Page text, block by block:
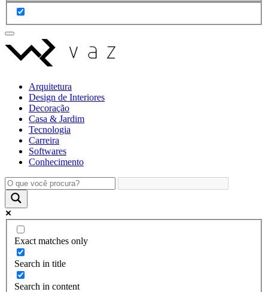
Arquitetura
Design de Interiores
Decoração
Casa & Jardim
Tecnologia
Carreira
Softwares
Conhecimento
Exact matches only
Search in title
Search in content